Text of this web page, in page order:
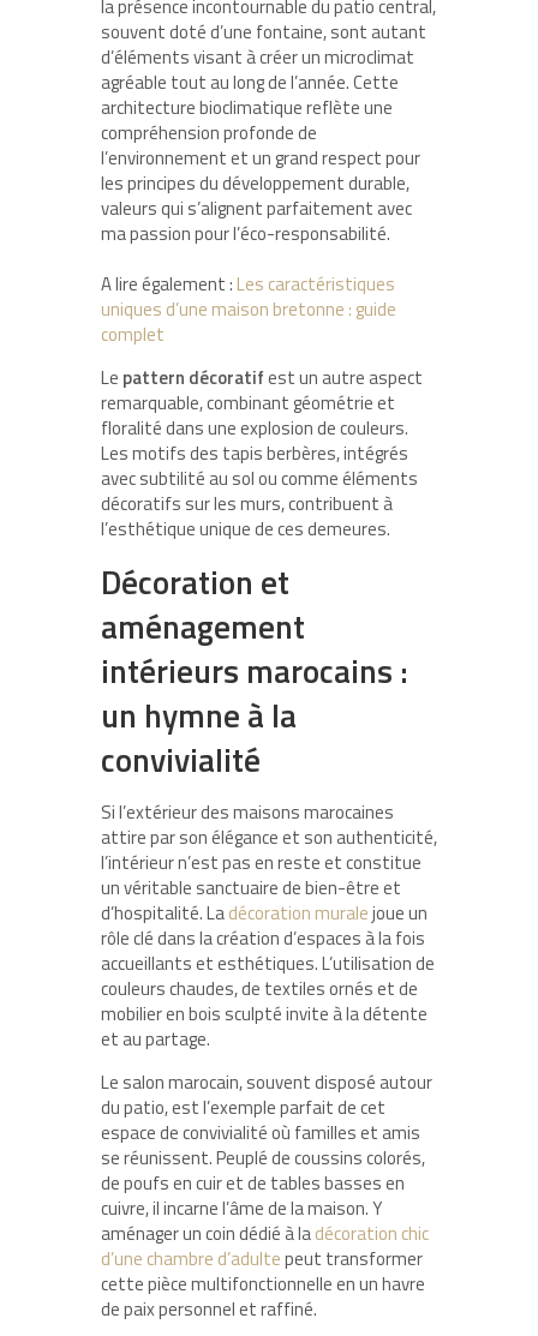
la présence incontournable du patio central,
souvent doté d’une fontaine, sont autant
d’éléments visant à créer un microclimat
agréable tout au long de l’année. Cette
architecture bioclimatique reflète une
compréhension profonde de
l’environnement et un grand respect pour
les principes du développement durable,
valeurs qui s’alignent parfaitement avec
ma passion pour l’éco-responsabilité.
A lire également : Les caractéristiques
uniques d’une maison bretonne : guide
complet
Le pattern décoratifest un autre aspect
remarquable, combinant géométrie et
floralité dans une explosion de couleurs.
Les motifs des tapis berbères, intégrés
avec subtilité au sol ou comme éléments
décoratifs sur les murs, contribuent à
l’esthétique unique de ces demeures.
Décoration et
aménagement
intérieurs marocains :
un hymne à la
convivialité
Si l’extérieur des maisons marocaines
attire par son élégance et son authenticité,
l’intérieur n’est pas en reste et constitue
un véritable sanctuaire de bien-être et
d’hospitalité. Ladécoration muralejoue un
rôle clé dans la création d’espaces à la fois
accueillants et esthétiques. L’utilisation de
couleurs chaudes, de textiles ornés et de
mobilier en bois sculpté invite à la détente
et au partage.
Le salon marocain, souvent disposé autour
du patio, est l’exemple parfait de cet
espace de convivialité où familles et amis
se réunissent. Peuplé de coussins colorés,
de poufs en cuir et de tables basses en
cuivre, il incarne l’âme de la maison. Y
aménager un coin dédié à ladécoration chic
d’une chambre d’adultepeut transformer
cette pièce multifonctionnelle en un havre
de paix personnel et raffiné.